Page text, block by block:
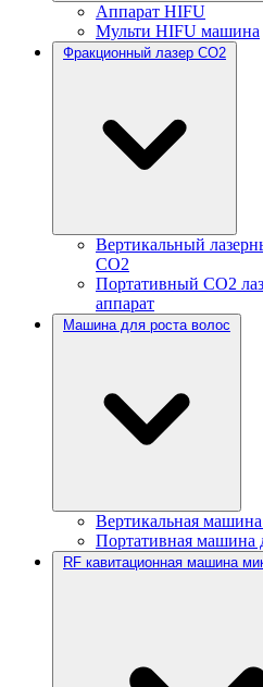
Аппарат HIFU
Мульти HIFU машина
Фракционный лазер CO2
Вертикальный
CO2
Портативный CO2
аппарат
Машина для роста волос
Вертикальная машина
Портативная машина
RF кавитационная машина